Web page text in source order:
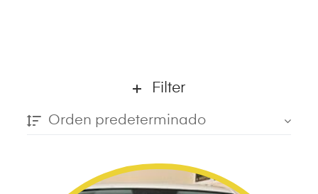
Filter
Orden predeterminado